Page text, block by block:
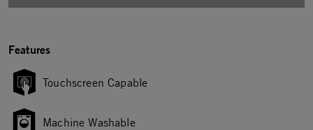
Features
Touchscreen Capable
Machine Washable